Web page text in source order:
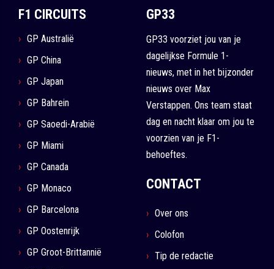
F1 CIRCUITS
GP Australië
GP China
GP Japan
GP Bahrein
GP Saoedi-Arabië
GP Miami
GP Canada
GP Monaco
GP Barcelona
GP Oostenrijk
GP Groot-Brittannië
GP33
GP33 voorziet jou van je
dagelijkse Formule 1-
nieuws, met in het bijzonder
nieuws over Max
Verstappen. Ons team staat
dag en nacht klaar om jou te
voorzien van je F1-
behoeftes.
CONTACT
Over ons
Colofon
Tip de redactie